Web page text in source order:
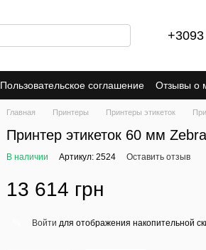
Пользовательское соглашение Отзывы о
Главная Принтеры Принтеры этикеток
Принтер этикеток 60 мм
В наличии Артикул: 2524 Оставить отзыв
13 614 грн
Войти для отображения накопительной